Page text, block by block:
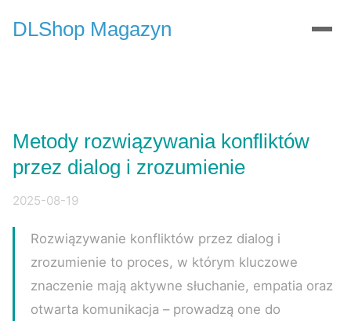
DLShop Magazyn
Metody rozwiązywania konfliktów
przez dialog i zrozumienie
2025-08-19
Rozwiązywanie konfliktów przez dialog i
zrozumienie to proces, w którym kluczowe
znaczenie mają aktywne słuchanie, empatia oraz
otwarta komunikacja – prowadzą one do